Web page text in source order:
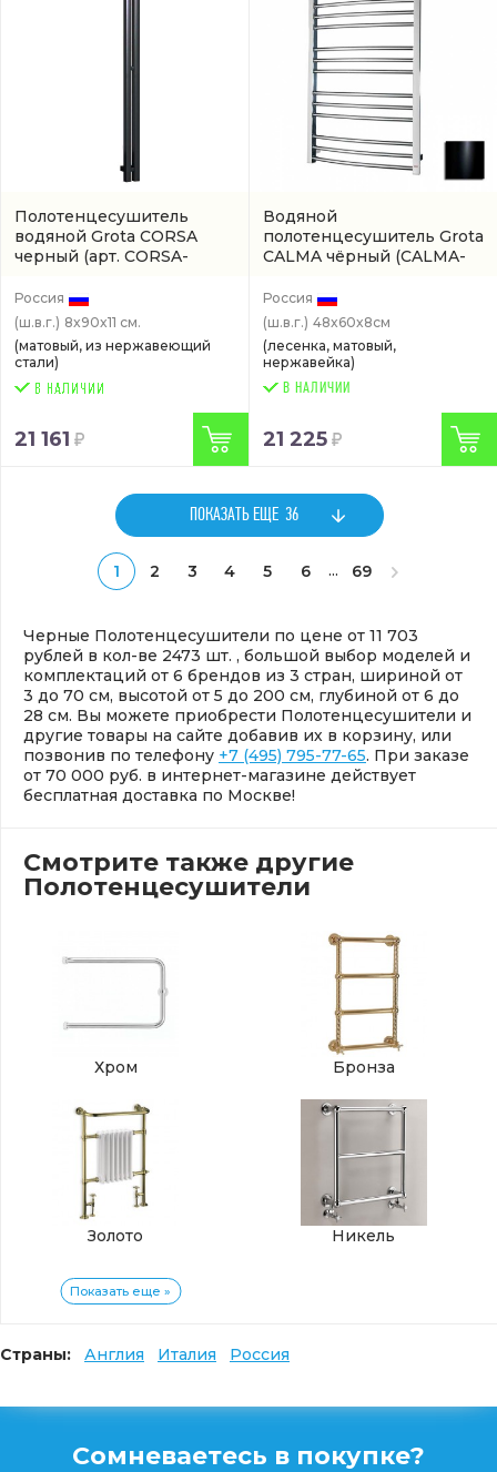
Полотенцесушитель
водяной Grota CORSA
черный (арт. CORSA-
Россия
(ш.в.г.) 8x90x11 см.
(матовый, из нержавеющий
стали)
21 161
Водяной
полотенцесушитель Grota
CALMA чёрный (CALMA-
Россия
(ш.в.г.) 48x60x8см
(лесенка, матовый,
нержавейка)
В НАЛИЧИИ
21 225
ПОКАЗАТЬ ЕЩЕ 36
1 2 3 4 5 6 ... 69
Черные Полотенцесушители по цене от 11 703
рублей в кол-ве 2473 шт. , большой выбор моделей и
комплектаций от 6 брендов из 3 стран, шириной от
3 до 70 см, высотой от 5 до 200 см, глубиной от 6 до
28 см. Вы можете приобрести Полотенцесушители и
другие товары на сайте добавив их в корзину, или
позвонив по телефону +7 (495) 795-77-65. При заказе
от 70 000 руб. в интернет-магазине действует
бесплатная доставка по Москве!
Смотрите также другие
Полотенцесушители
Хром Бронза
Золото Никель
Показать еще »
Страны: Англия Италия Россия
Сомневаетесь в покупке?